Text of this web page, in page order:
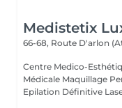
Medistetix
66-68, Route D'arlon
Centre Medico-
Médicale Maquillage
Epilation Définitive